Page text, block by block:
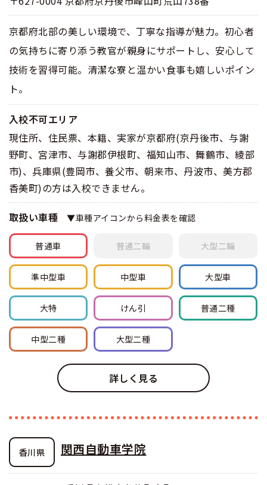
中型二種
大型二種
お気に入りの教習所
合宿費用のお支払いについて
合宿免許に必要な持ち物
合宿免許 体験談・口コミ
合宿免許 よくある質問
まるわかり！合宿免許Q＆A
本免学科試験問題に挑戦
京都府北部の美しい環境で、丁寧な指導が魅力。初心者
の気持ちに寄り添う教官が親身にサポートし、安心して
技術を習得可能。清潔な寮と温かい食事も嬉しいポイン
ト。
入校不可エリア
現住所、住民票、本籍、実家が京都府(京丹後市、与謝
野町、宮津市、与謝郡伊根町、福知山市、舞鶴市、綾部
市)、兵庫県(豊岡市、養父市、朝来市、丹波市、美方郡
香美町)の方は入校できません。
取扱い車種 ▼車種アイコンから料金表を確認
普通車 普通二輪 大型 二輪
準中型車 中型車 大型車
大特 けん引 普通二種
中型二種 大型二種
詳しく見る
香川県 関西自動車学院